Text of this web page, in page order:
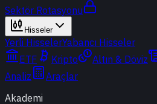
Sektör Rotasyonu
Hisseler
Yerli HisselerYabancı Hisseler
ETF
Kripto Altın & Döviz
Analiz
Araçlar
Akademi